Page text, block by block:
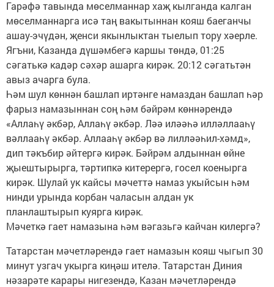
Гарәфә тавында мөселманнар хаҗ кылганда калган
мөселманнарга исә таң вакытыннан кояш баеганчы
ашау-эчүдән, җенси якынлыктан тыелып тору хәерле.
Ягъни, Казанда дүшәмбегә каршы төндә, 01:25
сәгатькә кадәр сәхәр ашарга кирәк. 20:12 сәгатьтән
авыз ачарга була.
Һәм шул көннән башлап иртәнге намаздан башлап һәр
фарыз намазыннан соң һәм бәйрәм көннәрендә
«Аллаһү әкбәр, Аллаһү әкбәр. Ләә иләәһә илләллааһү
вәллааһү әкбәр. Аллааһү әкбәр вә лилләәһил-хәмд»,
дип тәкъбир әйтергә кирәк. Бәйрәм алдыннан өйне
җыештырырга, тәртипкә китерергә, госел коенырга
кирәк. Шулай ук кайсы мәчеттә намаз укыйсын һәм
нинди урында корбан чаласын алдан ук
планлаштырып куярга кирәк.
Мәчеткә гает намазына һәм вәгазьгә кайчан килергә?
Татарстан мәчетләрендә гает намазын кояш чыгып 30
минут узгач укырга киңәш ителә. Татарстан Диния
нәзарәте карары нигезендә, Казан мәчетләрендә